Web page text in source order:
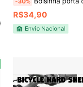
R$34,90
Envio Nacional